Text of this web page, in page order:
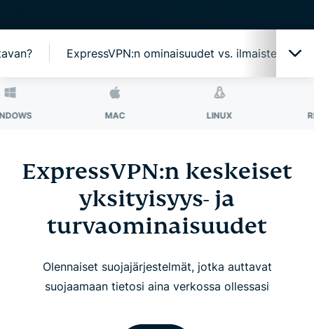
ExpressVPN:n ominaisuudet vs. ilmaisten
ExpressVPN:ltä saat enemmän
VPN kaikille laitteillesi
Käytä ExpressVPN:ää reitittimelläsi
Mitä ihmiset sanovat ExpressVPN:stä
ExpressVPN:n keskeiset
yksityisyys- ja
turvaominaisuudet
Olennaiset suojajärjestelmät, jotka auttavat
suojaamaan tietosi aina verkossa ollessasi